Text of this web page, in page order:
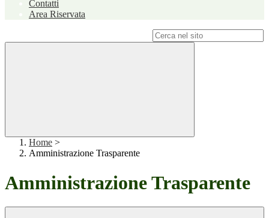
Contatti
Area Riservata
Home >
Amministrazione Trasparente
Amministrazione Trasparente